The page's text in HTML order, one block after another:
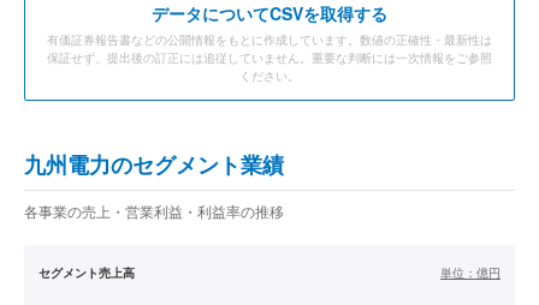
データについてCSVを取得する
有価証券報告書などの公開情報をもとに作成しています。数値の正確性・最新性は
保証せず、提出後の訂正には追従していません。重要な判断には一次情報をご参照
ください。
九州電力のセグメント業績
各事業の売上・営業利益・利益率の推移
セグメント売上高 単位： 億円